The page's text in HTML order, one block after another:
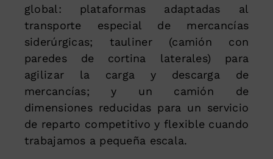
global: plataformas adaptadas al
transporte especial de mercancías
siderúrgicas; tauliner (camión con
paredes de cortina laterales) para
agilizar la carga y descarga de
mercancías; y un camión de
dimensiones reducidas para un servicio
de reparto competitivo y flexible cuando
trabajamos a pequeña escala.